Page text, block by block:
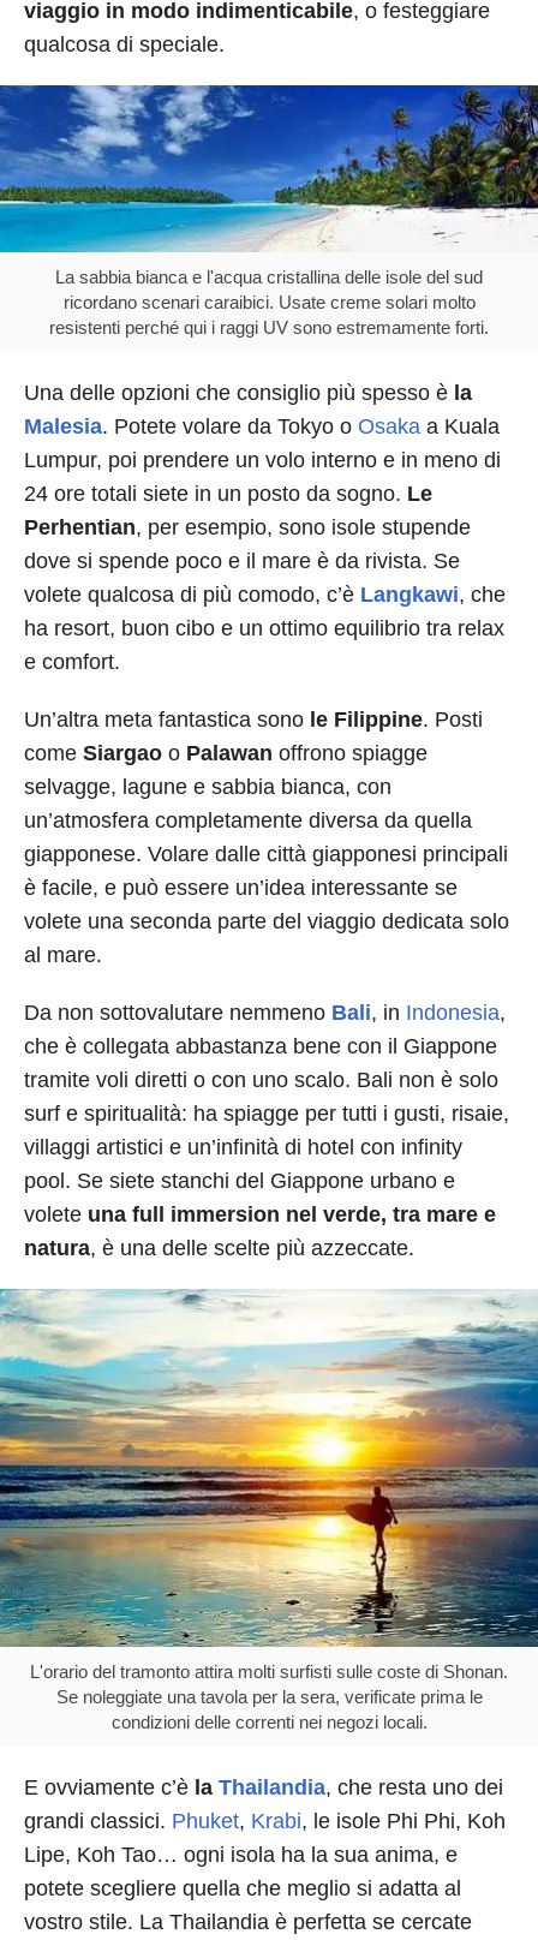
viaggio in modo indimenticabile, o festeggiare
qualcosa di speciale.
La sabbia bianca e l'acqua cristallina delle isole del sud
ricordano scenari caraibici. Usate creme solari molto
resistenti perché qui i raggi UV sono estremamente forti.
Una delle opzioni che consiglio più spesso è la
Malesia. Potete volare da Tokyo o Osaka a Kuala
Lumpur, poi prendere un volo interno e in meno di
24 ore totali siete in un posto da sogno. Le
Perhentian, per esempio, sono isole stupende
dove si spende poco e il mare è da rivista. Se
volete qualcosa di più comodo, c’è Langkawi, che
ha resort, buon cibo e un ottimo equilibrio tra relax
e comfort.
Un’altra meta fantastica sono le Filippine. Posti
come Siargao o Palawan offrono spiagge
selvagge, lagune e sabbia bianca, con
un’atmosfera completamente diversa da quella
giapponese. Volare dalle città giapponesi principali
è facile, e può essere un’idea interessante se
volete una seconda parte del viaggio dedicata solo
al mare.
Da non sottovalutare nemmeno Bali, in Indonesia,
che è collegata abbastanza bene con il Giappone
tramite voli diretti o con uno scalo. Bali non è solo
surf e spiritualità: ha spiagge per tutti i gusti, risaie,
villaggi artistici e un’infinità di hotel con infinity
pool. Se siete stanchi del Giappone urbano e
volete una full immersion nel verde, tra mare e
natura, è una delle scelte più azzeccate.
L'orario del tramonto attira molti surfisti sulle coste di Shonan.
Se noleggiate una tavola per la sera, verificate prima le
condizioni delle correnti nei negozi locali.
E ovviamente c’è la Thailandia, che resta uno dei
grandi classici. Phuket, Krabi, le isole Phi Phi, Koh
Lipe, Koh Tao… ogni isola ha la sua anima, e
potete scegliere quella che meglio si adatta al
vostro stile. La Thailandia è perfetta se cercate